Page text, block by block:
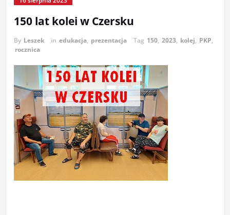
150 lat kolei w Czersku
By Leszek in edukacja, prezentacja Tag 150, 2023, kolej, PKP,
rocznica